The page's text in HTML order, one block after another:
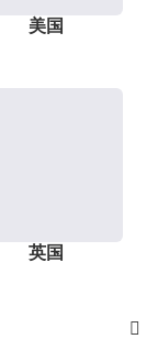
美国
英国
